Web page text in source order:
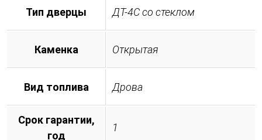
Тип дверцы ДТ-4С со стеклом
Каменка Открытая
Вид топлива Дрова
Срок гарантии,
год
1